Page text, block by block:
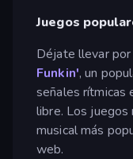
Juegos
Déjate llevar
Funkin', un
señales rítmicas
libre. Los
musical más
web.